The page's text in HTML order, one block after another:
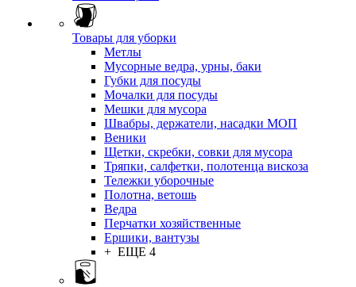
Товары для уборки
Метлы
Мусорные ведра, урны, баки
Губки для посуды
Мочалки для посуды
Мешки для мусора
Швабры, держатели, насадки МОП
Веники
Щетки, скребки, совки для мусора
Тряпки, салфетки, полотенца вискоза
Тележки уборочные
Полотна, ветошь
Ведра
Перчатки хозяйственные
Ершики, вантузы
+ ЕЩЕ 4